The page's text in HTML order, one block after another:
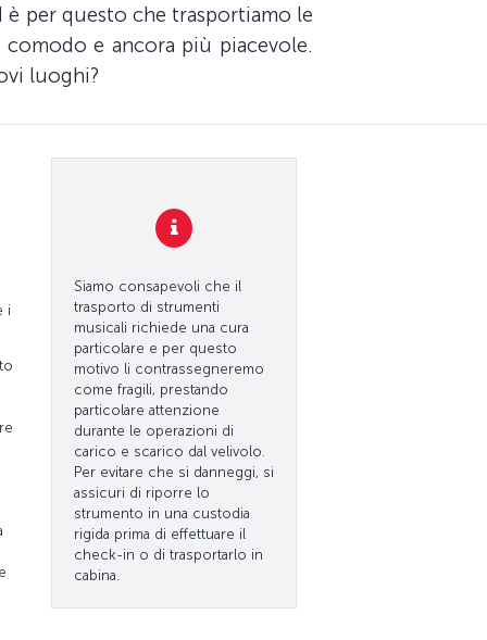
per questo che trasportiamo le
e ancora più piacevole.
luoghi?
i
Siamo consapevoli che il
trasporto di strumenti
musicali richiede una cura
particolare e per questo
motivo li contrassegneremo
come fragili, prestando
particolare attenzione
durante le operazioni di
carico e scarico dal velivolo.
Per evitare che si danneggi, si
assicuri di riporre lo
strumento in una custodia
rigida prima di effettuare il
check-in o di trasportarlo in
cabina.